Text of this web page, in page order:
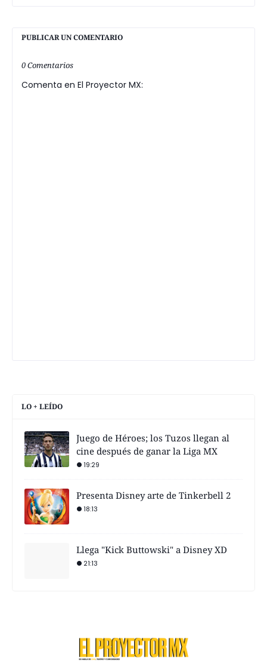
PUBLICAR UN COMENTARIO
0 Comentarios
Comenta en El Proyector MX:
LO + LEÍDO
Juego de Héroes; los Tuzos llegan al
cine después de ganar la Liga MX
19:29
Presenta Disney arte de Tinkerbell 2
18:13
Llega "Kick Buttowski" a Disney XD
21:13